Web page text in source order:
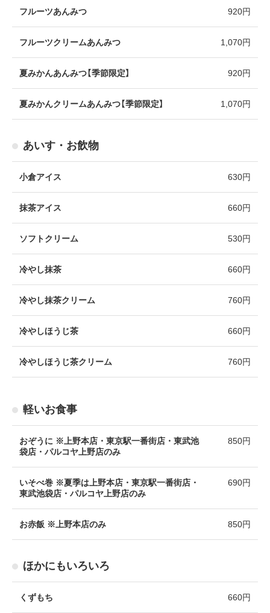
フルーツあんみつ 920円
フルーツクリームあんみつ 1,070円
夏みかんあんみつ【季節限定】 920円
夏みかんクリームあんみつ【季節限定】 1,070円
あいす・お飲物
小倉アイス 630円
抹茶アイス 660円
ソフトクリーム 530円
冷やし抹茶 660円
冷やし抹茶クリーム 760円
冷やしほうじ茶 660円
冷やしほうじ茶クリーム 760円
軽いお食事
おぞうに ※上野本店・東京駅一番街店・東武池
袋店・パルコヤ上野店のみ
850円
いそべ巻 ※夏季は上野本店・東京駅一番街店・
東武池袋店・パルコヤ上野店のみ
690円
お赤飯 ※上野本店のみ 850円
ほかにもいろいろ
くずもち 660円